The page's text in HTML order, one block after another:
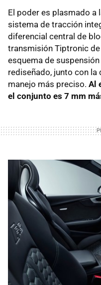
El poder es plasmado a
sistema de tracción
diferencial central de
transmisión Tiptronic de
esquema de
rediseñado, junto con
manejo más preciso. Al
el conjunto es 7 mm